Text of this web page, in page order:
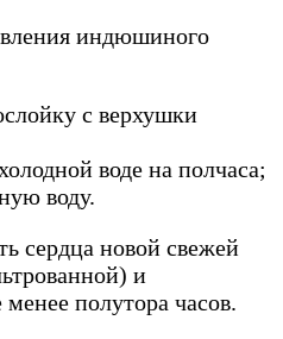
индюшиного
с верхушки
воде на полчаса;
воду.
сердца новой свежей
и
полутора часов.